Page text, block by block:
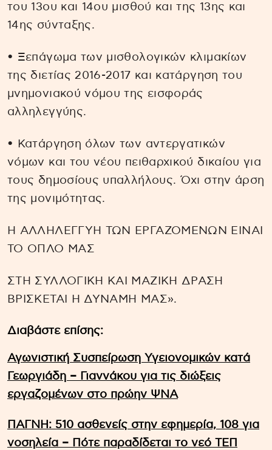
του 13ου και 14ου μισθού και της 13ης και
14ης σύνταξης.
• Ξεπάγωμα των μισθολογικών κλιμακίων
της διετίας 2016-2017 και κατάργηση του
μνημονιακού νόμου της εισφοράς
αλληλεγγύης.
• Κατάργηση όλων των αντεργατικών
νόμων και του νέου πειθαρχικού δικαίου για
τους δημοσίους υπαλλήλους. Όχι στην άρση
της μονιμότητας.
Η ΑΛΛΗΛΕΓΓΥΗ ΤΩΝ ΕΡΓΑΖΟΜΕΝΩΝ ΕΙΝΑΙ
ΤΟ ΟΠΛΟ ΜΑΣ
ΣΤΗ ΣΥΛΛΟΓΙΚΗ ΚΑΙ ΜΑΖΙΚΗ ΔΡΑΣΗ
ΒΡΙΣΚΕΤΑΙ Η ΔΥΝΑΜΗ ΜΑΣ».
Διαβάστε επίσης:
Αγωνιστική Συσπείρωση Υγειονομικών κατά
Γεωργιάδη – Γιαννάκου για τις διώξεις
εργαζομένων στο πρώην ΨΝΑ
ΠΑΓΝΗ: 510 ασθενείς στην εφημερία, 108 για
νοσηλεία – Πότε παραδίδεται το νεό ΤΕΠ